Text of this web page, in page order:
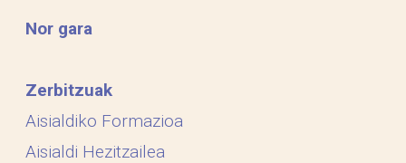
Nor gara
Zerbitzuak
Aisialdiko Formazioa
Aisialdi Hezitzailea